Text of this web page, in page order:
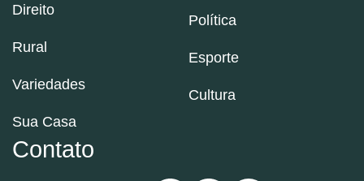
Direito
Rural
Variedades
Sua Casa
Política
Esporte
Cultura
Contato